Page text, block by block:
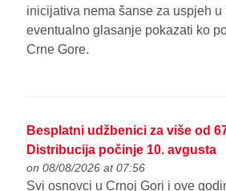
inicijativa nema šanse za uspjeh
eventualno glasanje pokazati ko
Crne Gore.
Besplatni udžbenici za više od
Distribucija počinje 10. avgusta
on 08/08/2026 at 07:56
Svi osnovci u Crnoj Gori i ove